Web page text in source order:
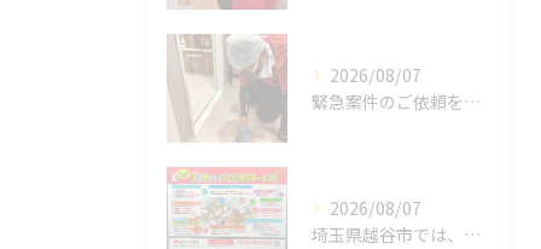
2026/08/07
緊急案件のご依頼をいただきました。
2026/08/07
埼玉県越谷市では、働きながら子育てをする家庭が増える中、ハウ...